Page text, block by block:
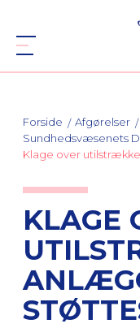
Forside
Afgørelser
Sundhedsvæsenets
Klage over
KLAGE